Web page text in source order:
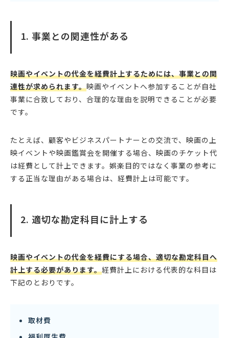
1. 事業との関連性がある
映画やイベントの代金を経費計上するためには、事業との関
連性が求められます。映画やイベントへ参加することが自社
事業に合致しており、合理的な理由を説明できることが必要
です。
たとえば、顧客やビジネスパートナーとの交流で、映画の上
映イベントや映画鑑賞会を開催する場合、映画のチケット代
は経費として計上できます。娯楽目的ではなく事業の参考に
する正当な理由がある場合は、経費計上は可能です。
2. 適切な勘定科目に計上する
映画やイベントの代金を経費にする場合、適切な勘定科目へ
計上する必要があります。経費計上における代表的な科目は
下記のとおりです。
取材費